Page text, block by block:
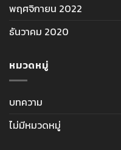
พฤศจิกายน 2022
ธันวาคม 2020
หมวดหมู่
บทความ
ไม่มีหมวดหมู่